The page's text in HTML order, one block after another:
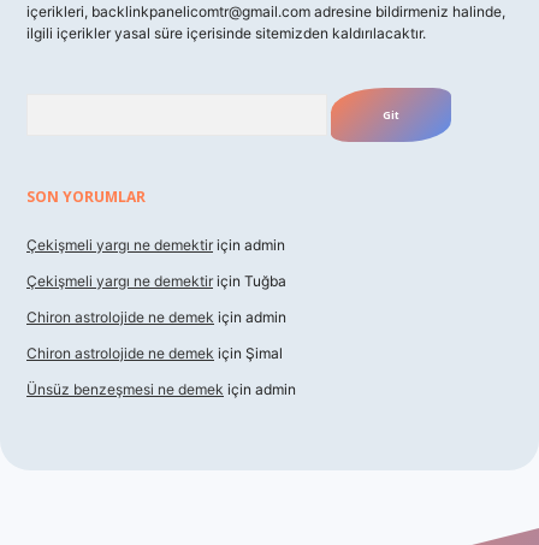
içerikleri, backlinkpanelicomtr@gmail.com adresine bildirmeniz halinde,
ilgili içerikler yasal süre içerisinde sitemizden kaldırılacaktır.
SON YORUMLAR
Çekişmeli yargı ne demektir için admin
Çekişmeli yargı ne demektir için Tuğba
Chiron astrolojide ne demek için admin
Chiron astrolojide ne demek için Şimal
Ünsüz benzeşmesi ne demek için admin